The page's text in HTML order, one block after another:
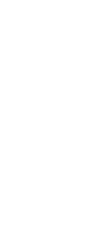
quanto la
sportiva e,
Magno,
la sua
dei chiodi della